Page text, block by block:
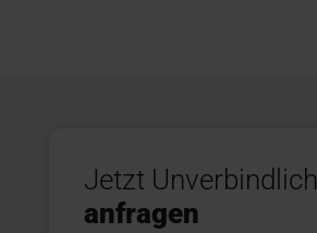
Jetzt Unverbindlich
anfragen